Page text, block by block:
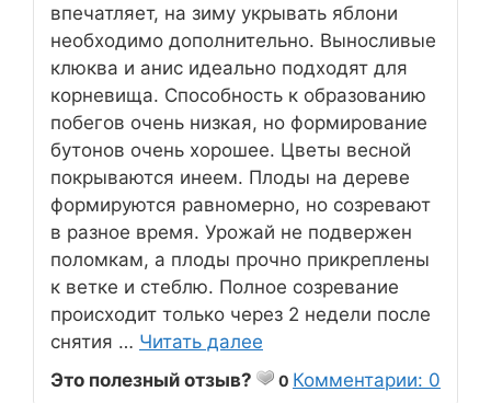
впечатляет, на зиму укрывать яблони
необходимо дополнительно. Выносливые
клюква и анис идеально подходят для
корневища. Способность к образованию
побегов очень низкая, но формирование
бутонов очень хорошее. Цветы весной
покрываются инеем. Плоды на дереве
формируются равномерно, но созревают
в разное время. Урожай не подвержен
поломкам, а плоды прочно прикреплены
к ветке и стеблю. Полное созревание
происходит только через 2 недели после
снятия … Читать далее
Это полезный отзыв?
0 Комментарии: 0